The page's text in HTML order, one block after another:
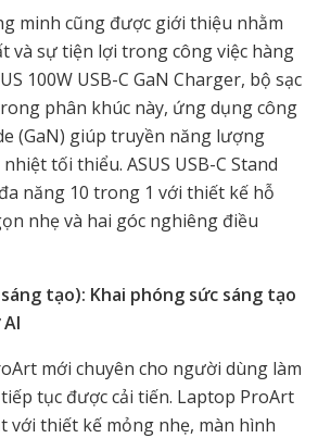
minh cũng được giới thiệu nhằm
và sự tiện lợi trong công việc hàng
100W USB-C GaN Charger, bộ sạc
phân khúc này, ứng dụng công
(GaN) giúp truyền năng lượng
tối thiểu. ASUS USB-C Stand
năng 10 trong 1 với thiết kế hỗ
nhẹ và hai góc nghiêng điều
tạo): Khai phóng sức sáng tạo
mới chuyên cho người dùng làm
tục được cải tiến. Laptop ProArt
với thiết kế mỏng nhẹ, màn hình